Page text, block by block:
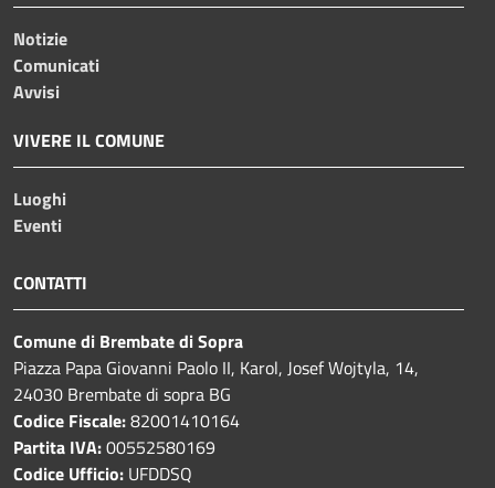
Notizie
Comunicati
Avvisi
VIVERE IL COMUNE
Luoghi
Eventi
CONTATTI
Comune di Brembate di Sopra
Piazza Papa Giovanni Paolo II, Karol, Josef Wojtyla, 14,
24030 Brembate di sopra BG
Codice Fiscale:82001410164
Partita IVA:00552580169
Codice Ufficio: UFDDSQ